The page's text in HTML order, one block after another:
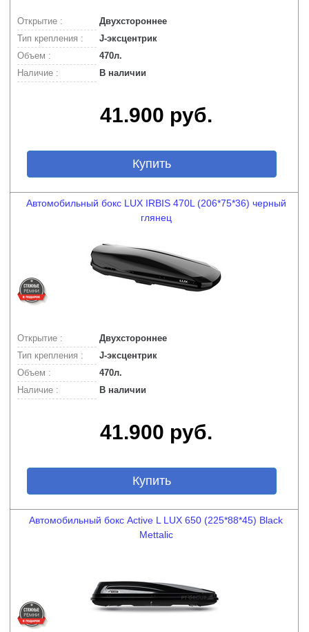
Открытие :
Двухстороннее
Тип крепления :
J-эксцентрик
Объем :
470л.
Наличие :
В наличии
41.900 руб.
Купить
Автомобильный бокс LUX IRBIS 470L (206*75*36) черный
глянец
Открытие :
Двухстороннее
Тип крепления :
J-эксцентрик
Объем :
470л.
Наличие :
В наличии
41.900 руб.
Купить
Автомобильный бокс Active L LUX 650 (225*88*45) Black
Mettalic